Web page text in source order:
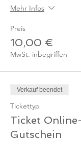
Mehr Infos
Preis
10,00 €
MwSt. inbegriffen
Verkauf beendet
Tickettyp
Ticket
Gutschein